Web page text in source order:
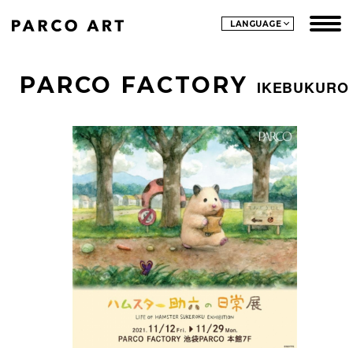
LANGUAGE
PARCO FACTORY IKEBUKURO